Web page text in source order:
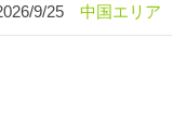
9/25 中国エリア